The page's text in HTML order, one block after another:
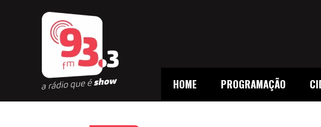
HOME PROGRAMAÇÃO